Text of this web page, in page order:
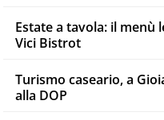
Estate a tavola: il menù
Vici Bistrot
Turismo caseario, a
alla DOP